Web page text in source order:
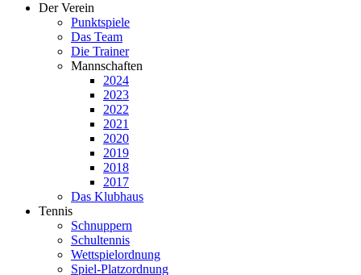
Der Verein
Punktspiele
Das Team
Die Trainer
Mannschaften
2024
2023
2022
2021
2020
2019
2018
2017
Das Klubhaus
Tennis
Schnuppern
Schultennis
Wettspielordnung
Spiel-Platzordnung